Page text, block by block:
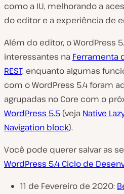
como a IU, melhorando a
do editor e a experiência de
Além do editor, o WordPress
interessantes na Ferramenta
REST, enquanto algumas
com o WordPress 5.4 foram
agrupadas no Core com o
WordPress 5.5 (veja Native
Navigation block).
Você pode querer salvar as
WordPress 5.4 Ciclo de
11 de Fevereiro de 2020: